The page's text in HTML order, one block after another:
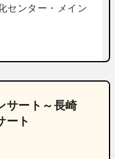
センター・メイン
サート～長崎
ート